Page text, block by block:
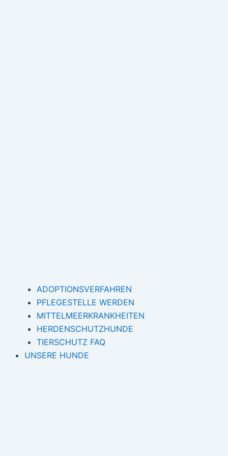
ADOPTIONSVERFAHREN
PFLEGESTELLE WERDEN
MITTELMEERKRANKHEITEN
HERDENSCHUTZHUNDE
TIERSCHUTZ FAQ
UNSERE HUNDE